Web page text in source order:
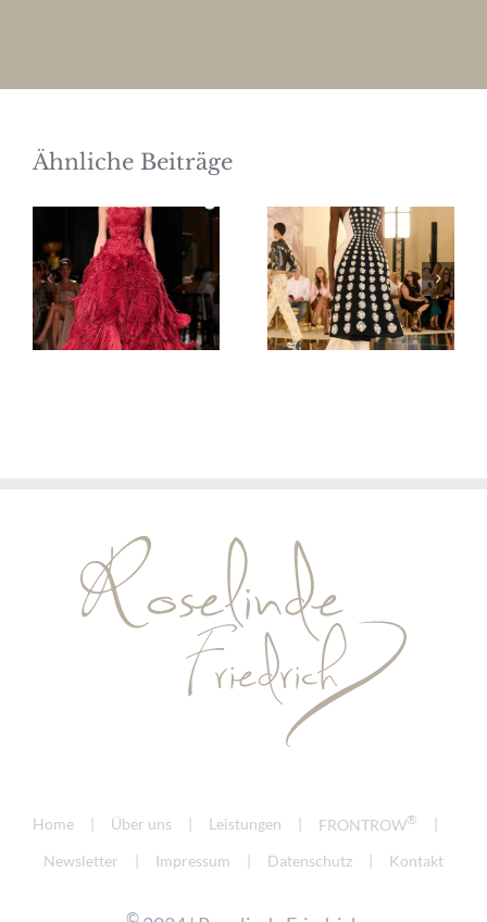
Ähnliche Beiträge
Elie Saab
Haute
Couture
Herbst/Winter
2026/27
Schiaparelli
Haute
Couture
Herbst/Winter
2026/27
Home Über uns Leistungen FRONTROW®
Newsletter Impressum Datenschutz Kontakt